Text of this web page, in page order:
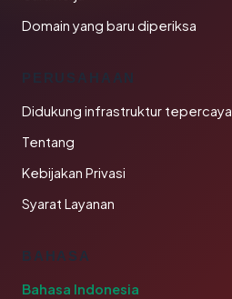
Domain yang baru diperiksa
PERUSAHAAN
Didukung infrastruktur tepercaya
Tentang
Kebijakan Privasi
Syarat Layanan
BAHASA
Bahasa Indonesia